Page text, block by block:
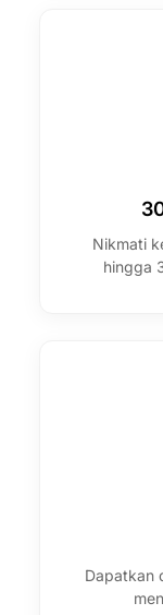
Nikmati
hingga
Dapatkan